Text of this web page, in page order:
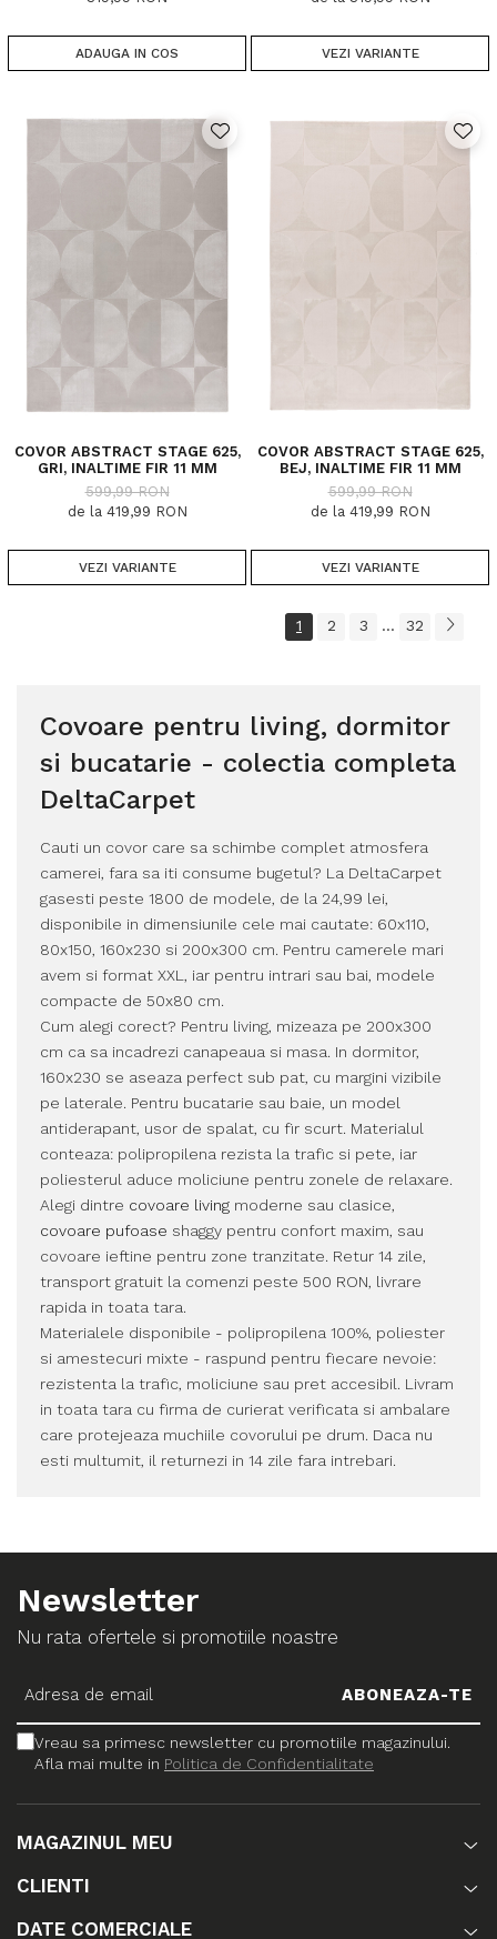
ADAUGA IN COS VEZI VARIANTE
COVOR ABSTRACT STAGE 625,
GRI, INALTIME FIR 11 MM
599,99 RON
de la 419,99 RON
VEZI VARIANTE
COVOR ABSTRACT STAGE 625,
BEJ, INALTIME FIR 11 MM
599,99 RON
de la 419,99 RON
VEZI VARIANTE
1 2 3 ... 32
Covoare pentru living, dormitor
si bucatarie - colectia completa
DeltaCarpet
Cauti un covor care sa schimbe complet atmosfera
camerei, fara sa iti consume bugetul? La DeltaCarpet
gasesti peste 1800 de modele, de la 24,99 lei,
disponibile in dimensiunile cele mai cautate: 60x110,
80x150, 160x230 si 200x300 cm. Pentru camerele mari
avem si format XXL, iar pentru intrari sau bai, modele
compacte de 50x80 cm.
Cum alegi corect? Pentru living, mizeaza pe 200x300
cm ca sa incadrezi canapeaua si masa. In dormitor,
160x230 se aseaza perfect sub pat, cu margini vizibile
pe laterale. Pentru bucatarie sau baie, un model
antiderapant, usor de spalat, cu fir scurt. Materialul
conteaza: polipropilena rezista la trafic si pete, iar
poliesterul aduce moliciune pentru zonele de relaxare.
Alegi dintre covoare livingmoderne sau clasice,
covoare pufoase shaggy pentru confort maxim, sau
covoare ieftine pentru zone tranzitate. Retur 14 zile,
transport gratuit la comenzi peste 500 RON, livrare
rapida in toata tara.
Materialele disponibile - polipropilena 100%, poliester
si amestecuri mixte - raspund pentru fiecare nevoie:
rezistenta la trafic, moliciune sau pret accesibil. Livram
in toata tara cu firma de curierat verificata si ambalare
care protejeaza muchiile covorului pe drum. Daca nu
esti multumit, il returnezi in 14 zile fara intrebari.
Newsletter
Nu rata ofertele si promotiile noastre
Vreau sa primesc newsletter cu promotiile magazinului.
Afla mai multe in Politica de Confidentialitate
MAGAZINUL MEU
CLIENTI
DATE COMERCIALE